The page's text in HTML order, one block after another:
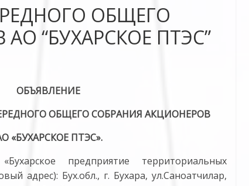
ОБЩЕГО
“БУХАРСКОЕ ПТЭС”
ОБЪЯВЛЕНИЕ
ОБЩЕГО СОБРАНИЯ АКЦИОНЕРОВ
«БУХАРСКОЕ ПТЭС».
предприятие территориальных
адрес): Бух.обл., г. Бухара, ул.Саноатчилар,